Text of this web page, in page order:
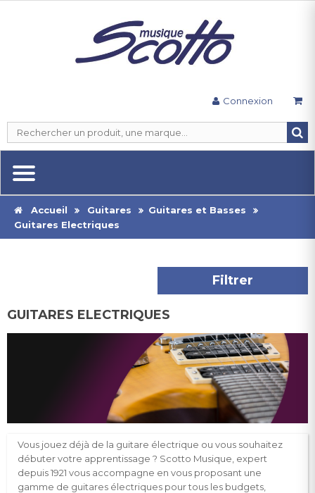
Connexion
Accueil Guitares
Guitares et Basses
Guitares Electriques
Filtrer
GUITARES ELECTRIQUES
Vous jouez déjà de la guitare électrique ou vous souhaitez
débuter votre apprentissage ? Scotto Musique, expert
depuis 1921 vous accompagne en vous proposant une
gamme de guitares électriques pour tous les budgets,